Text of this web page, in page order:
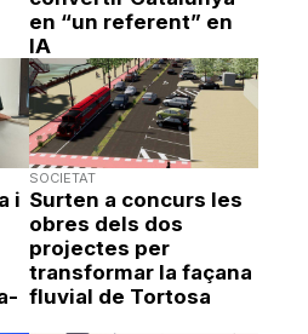
en “un referent” en
IA
i
SOCIETAT
Surten a concurs les
obres dels dos
projectes per
transformar la façana
fluvial de Tortosa